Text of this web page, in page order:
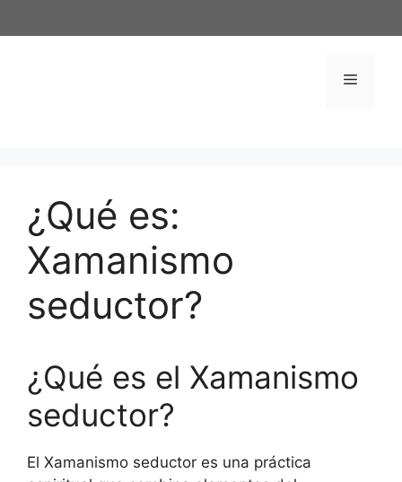
al
Menú
¿Qué es:
Xamanismo
seductor?
¿Qué es el Xamanismo
seductor?
El Xamanismo seductor es una práctica